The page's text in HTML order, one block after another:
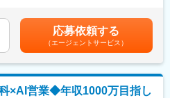
理部門における業務基盤を構築しな
ットです。
も可能です。
しくは1名でお客様策へ訪問し作業,説
、両親3,000円/人）、サービスエンジニ
事評価後2万円）賃金はあくまでも目
て上下する可能性があります。月給
表記です。
応募依頼する
（エージェントサービス）
×AI営業◆年収1000万目指し